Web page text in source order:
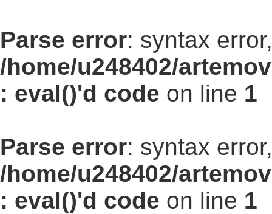
Parse error: syntax
/home/u248402/
: eval()'d code on line 1
Parse error: syntax
/home/u248402/
: eval()'d code on line 1